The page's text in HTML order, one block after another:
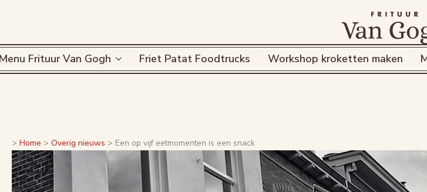
Frituur Van Gogh Friet Patat Foodtrucks Workshop kroketten maken
> Home > Overig nieuws > Een op vijf eetmomenten is een snack